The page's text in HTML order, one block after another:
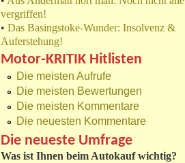
vergriffen!
• Das Basingstoke-Wunder: Insolvenz &
Auferstehung!
Motor-KRITIK Hitlisten
Die meisten Aufrufe
Die meisten Bewertungen
Die meisten Kommentare
Die neuesten Kommentare
Die neueste Umfrage
Was ist Ihnen beim Autokauf wichtig?